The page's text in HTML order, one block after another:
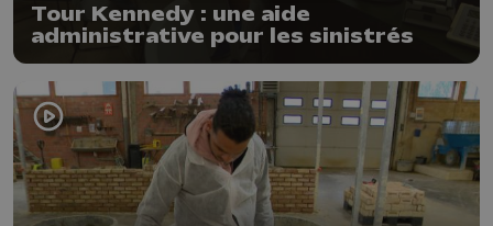
Tour Kennedy : une aide
administrative pour les sinistrés